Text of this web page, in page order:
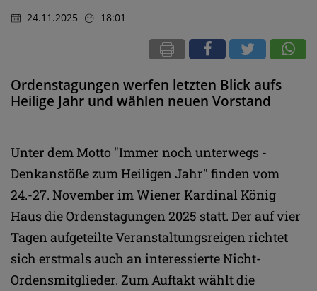
24.11.2025 18:01
Ordenstagungen werfen letzten Blick aufs
Heilige Jahr und wählen neuen Vorstand
Unter dem Motto "Immer noch unterwegs -
Denkanstöße zum Heiligen Jahr" finden vom
24.-27. November im Wiener Kardinal König
Haus die Ordenstagungen 2025 statt. Der auf vier
Tagen aufgeteilte Veranstaltungsreigen richtet
sich erstmals auch an interessierte Nicht-
Ordensmitglieder. Zum Auftakt wählt die